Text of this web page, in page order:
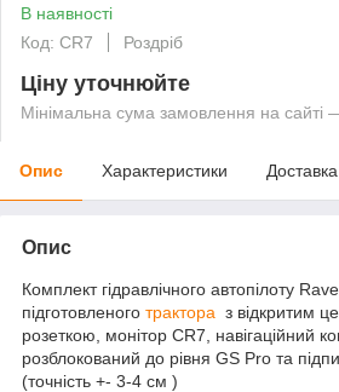
В наявності
Код: CR7
Роздріб
Ціну уточнюйте
Мінімальна сума замовлення на сайті
Опис Характеристики Доставка
Опис
Комплект гідравлічного автопілоту
підготовленого трактора з відкритим
розеткою, монітор CR7, навігаційний
розблокований до рівня GS Pro та
(точність +- 3-4 см )